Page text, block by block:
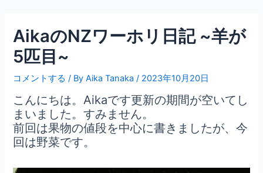
AikaのNZワーホリ日記 ~羊が
5匹目~
コメントする / ByAika Tanaka/ 2023年10月20日
こんにちは。Aikaです更新の期間が空いてし
まいました。すみません。
前回は果物の値段を中心に書きましたが、今
回は野菜です。